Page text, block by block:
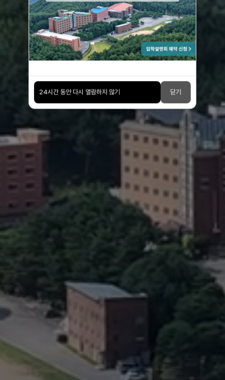
24시간 동안 다시 열람하지 않기 닫기
강한 마인드가 세상을 이끈다